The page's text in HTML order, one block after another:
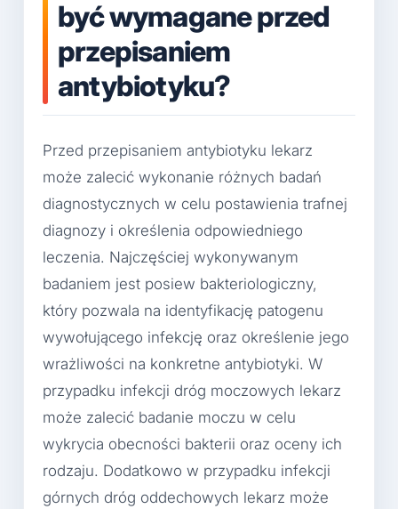
być wymagane przed
przepisaniem
antybiotyku?
Przed przepisaniem antybiotyku lekarz
może zalecić wykonanie różnych badań
diagnostycznych w celu postawienia trafnej
diagnozy i określenia odpowiedniego
leczenia. Najczęściej wykonywanym
badaniem jest posiew bakteriologiczny,
który pozwala na identyfikację patogenu
wywołującego infekcję oraz określenie jego
wrażliwości na konkretne antybiotyki. W
przypadku infekcji dróg moczowych lekarz
może zalecić badanie moczu w celu
wykrycia obecności bakterii oraz oceny ich
rodzaju. Dodatkowo w przypadku infekcji
górnych dróg oddechowych lekarz może